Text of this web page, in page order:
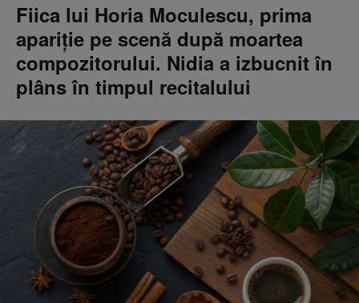
Fiica lui Horia Moculescu, prima
apariție pe scenă după moartea
compozitorului. Nidia a izbucnit în
plâns în timpul recitalului